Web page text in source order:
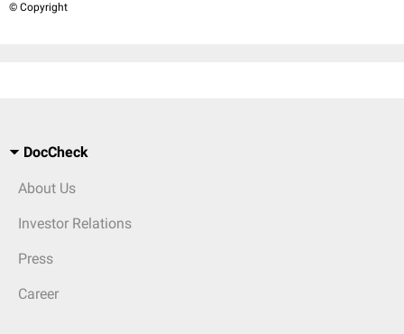
© Copyright
DocCheck
About Us
Investor Relations
Press
Career